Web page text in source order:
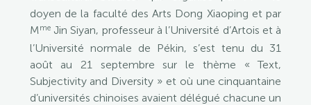
doyen de la faculté des Arts Dong Xiaoping et par
MmeJin Siyan, professeur à l’Université d’Artois et à
l’Université normale de Pékin, s’est tenu du 31
août au 21 septembre sur le thème « Text,
Subjectivity and Diversity » et où une cinquantaine
d’universités chinoises avaient délégué chacune un